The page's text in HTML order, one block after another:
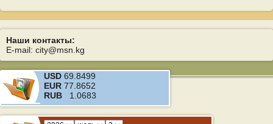
Наши контакты:
E-mail: city@msn.kg
USD 69.8499
EUR 77.8652
RUB 1.0683